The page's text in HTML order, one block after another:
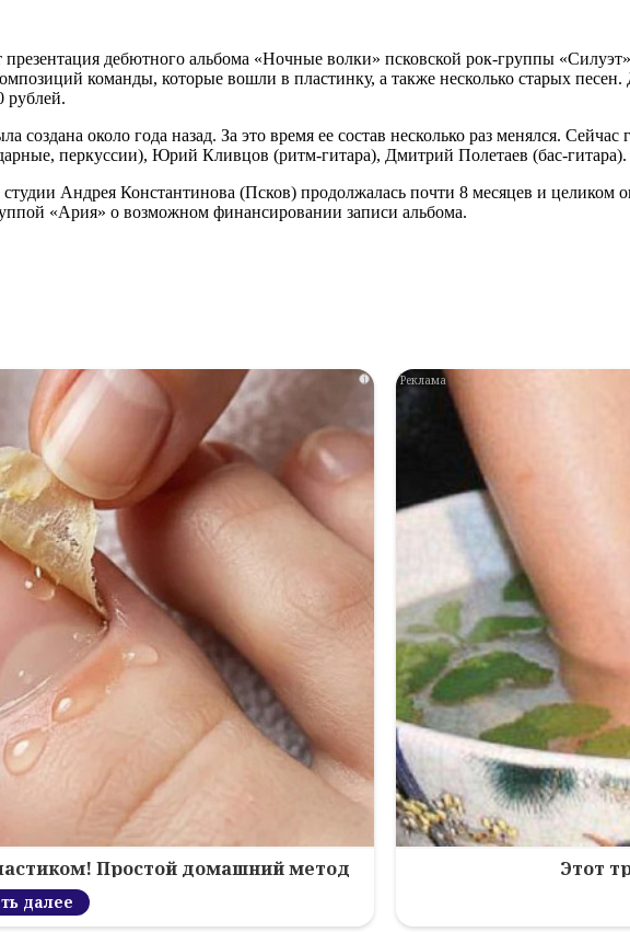
презентация дебютного альбома «Ночные волки» псковской рок-группы
команды, которые вошли в пластинку, а также несколько старых
рублей.
создана около года назад. За это время ее состав несколько раз менялся.
перкуссии), Юрий Кливцов (ритм-гитара), Дмитрий Полетаев (бас-
Андрея Константинова (Псков) продолжалась почти 8 месяцев и целиком
«Ария» о возможном финансировании записи альбома.
i
Простой домашний метод
далее
Этот